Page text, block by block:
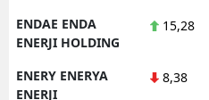
ENDAE ENDA
ENERJI HOLDING
15,28
ENERY ENERYA
ENERJI
8,38